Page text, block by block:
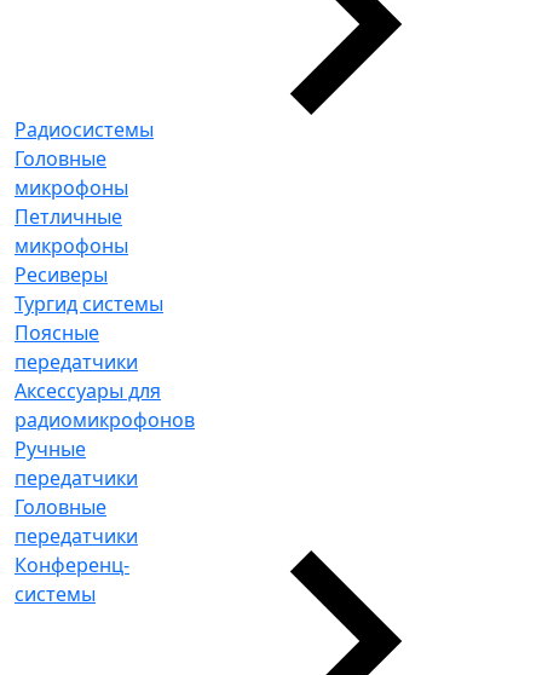
Радиосистемы
Головные
микрофоны
Петличные
микрофоны
Ресиверы
Тургид системы
Поясные
передатчики
Аксессуары для
радиомикрофонов
Ручные
передатчики
Головные
передатчики
Конференц-
системы